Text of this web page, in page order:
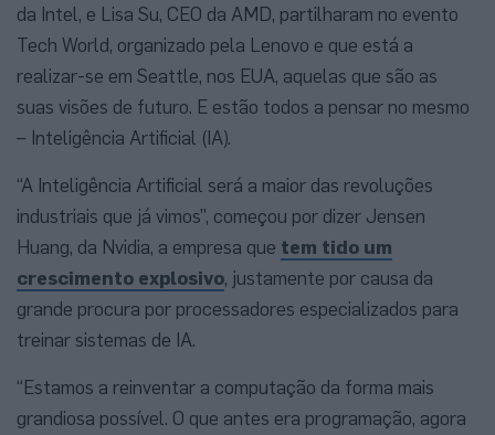
da Intel, e Lisa Su, CEO da AMD, partilharam no evento
Tech World, organizado pela Lenovo e que está a
realizar-se em Seattle, nos EUA, aquelas que são as
suas visões de futuro. E estão todos a pensar no mesmo
– Inteligência Artificial (IA).
“A Inteligência Artificial será a maior das revoluções
industriais que já vimos”, começou por dizer Jensen
Huang, da Nvidia, a empresa que tem tido um
crescimento explosivo, justamente por causa da
grande procura por processadores especializados para
treinar sistemas de IA.
“Estamos a reinventar a computação da forma mais
grandiosa possível. O que antes era programação, agora